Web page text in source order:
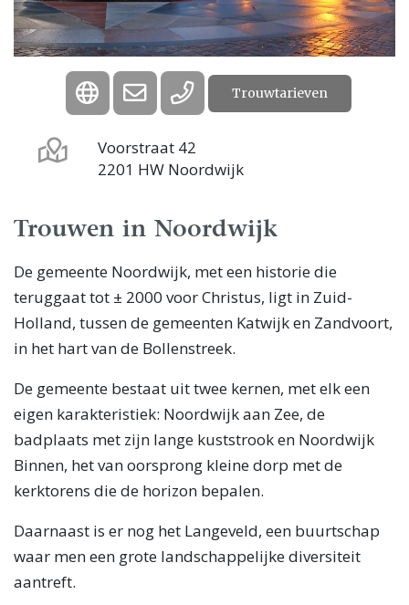
Voorstraat 42
2201 HW Noordwijk
Trouwtarieven
Trouwen in Noordwijk
De gemeente Noordwijk, met een historie die
teruggaat tot ± 2000 voor Christus, ligt in Zuid-
Holland, tussen de gemeenten Katwijk en Zandvoort,
in het hart van de Bollenstreek.
De gemeente bestaat uit twee kernen, met elk een
eigen karakteristiek: Noordwijk aan Zee, de
badplaats met zijn lange kuststrook en Noordwijk
Binnen, het van oorsprong kleine dorp met de
kerktorens die de horizon bepalen.
Daarnaast is er nog het Langeveld, een buurtschap
waar men een grote landschappelijke diversiteit
aantreft.